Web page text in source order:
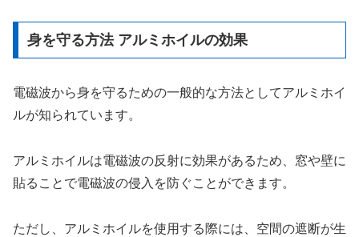
身を守る方法 アルミホイルの効果
電磁波から身を守るための一般的な方法としてアルミホイ
ルが知られています。
アルミホイルは電磁波の反射に効果があるため、窓や壁に
貼ることで電磁波の侵入を防ぐことができます。
ただし、アルミホイルを使用する際には、空間の遮断が生